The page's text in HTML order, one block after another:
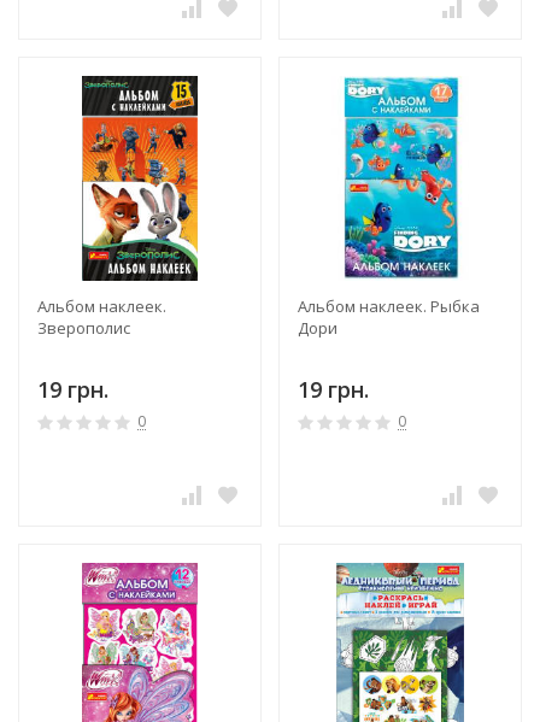
Альбом наклеек.
Зверополис
19 грн.
0
Альбом наклеек. Рыбка
Дори
19 грн.
0